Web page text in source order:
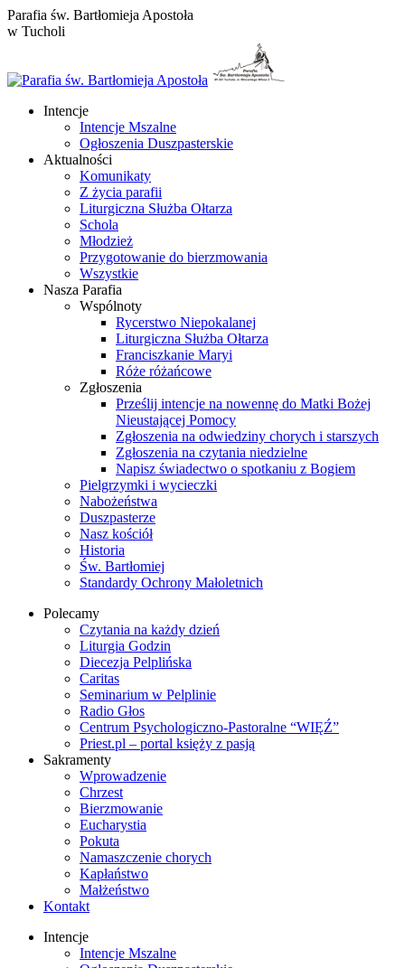
Przewiń
do
Parafia św. Bartłomieja Apostoła
w Tucholi
Intencje
Intencje Mszalne
Ogłoszenia Duszpasterskie
Aktualności
Komunikaty
Z życia parafii
Liturgiczna Służba Ołtarza
Schola
Młodzież
Przygotowanie do bierzmowania
Wszystkie
Nasza Parafia
Wspólnoty
Rycerstwo Niepokalanej
Liturgiczna Służba Ołtarza
Franciszkanie Maryi
Róże różańcowe
Zgłoszenia
Prześlij intencje na nowennę do Matki Bożej
Nieustającej Pomocy
Zgłoszenia na odwiedziny chorych i starszych
Zgłoszenia na czytania niedzielne
Napisz świadectwo o spotkaniu z Bogiem
Pielgrzymki i wycieczki
Nabożeństwa
Duszpasterze
Nasz kościół
Historia
Św. Bartłomiej
Standardy Ochrony Małoletnich
Polecamy
Czytania na każdy dzień
Liturgia Godzin
Diecezja Pelplińska
Caritas
Seminarium w Pelplinie
Radio Głos
Centrum Psychologiczno-Pastoralne “WIĘŹ”
Priest.pl – portal księży z pasją
Sakramenty
Wprowadzenie
Chrzest
Bierzmowanie
Eucharystia
Pokuta
Namaszczenie chorych
Kapłaństwo
Małżeństwo
Kontakt
Intencje
Intencje Mszalne